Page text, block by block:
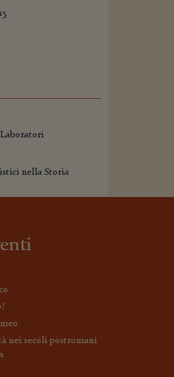
nella Storia
nei secoli postromani